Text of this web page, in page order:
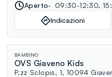
Aperto
09:30-12:30,
Indicazioni
BAMBINO
OVS Giaveno Kids
P.zz Sclopis, 1, 10094